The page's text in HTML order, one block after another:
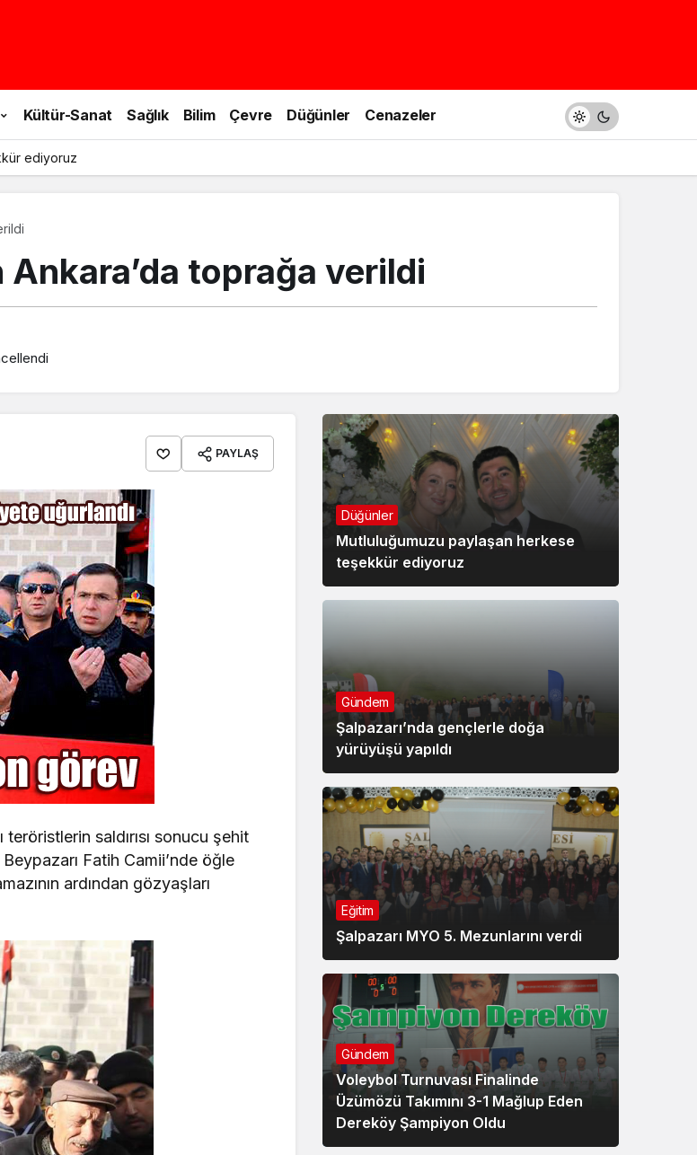
Kültür-Sanat Sağlık Bilim Çevre Düğünler Cenazeler
ediyoruz
toprağa verildi
PAYLAŞ
teröristlerin saldırısı sonucu şehit
Fatih Camii’nde öğle
ardından gözyaşları
Düğünler
Mutluluğumuzu paylaşan herkese
teşekkür ediyoruz
Gündem
Şalpazarı’nda gençlerle doğa
yürüyüşü yapıldı
Eğitim
Şalpazarı MYO 5. Mezunlarını verdi
Gündem
Voleybol Turnuvası Finalinde
Üzümözü Takımını 3-1 Mağlup Eden
Dereköy Şampiyon Oldu